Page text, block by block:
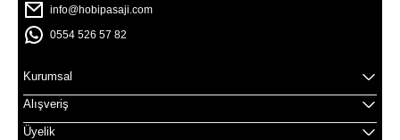
info@hobipasaji.com
0554 526 57 82
Kurumsal
Alışveriş
Üyelik